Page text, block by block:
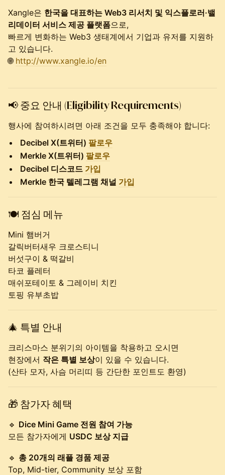
Xangle은 한국을 대표하는 Web3 리서치 및 익스플로러·밸
리데이터 서비스 제공 플랫폼으로,
빠르게 변화하는 Web3 생태계에서 기업과 유저를 지원하
고 있습니다.
🌐 http://www.xangle.io/en
📢 중요 안내 (Eligibility Requirements)
행사에 참여하시려면 아래 조건을 모두 충족해야 합니다:
Decibel X(트위터) 팔로우
Merkle X(트위터) 팔로우
Decibel 디스코드 가입
Merkle 한국 텔레그램 채널 가입
🍽 점심 메뉴
Mini 햄버거
갈릭버터새우 크로스티니
버섯구이 & 떡갈비
타코 플레터
매쉬포테이토 & 그레이비 치킨
토핑 유부초밥
🎄 특별 안내
크리스마스 분위기의 아이템을 착용하고 오시면
현장에서 작은 특별 보상이 있을 수 있습니다.
(산타 모자, 사슴 머리띠 등 간단한 포인트도 환영)
🎁 참가자 혜택
🔹 Dice Mini Game 전원 참여 가능
모든 참가자에게 USDC 보상 지급
🔹 총 20개의 래플 경품 제공
Top, Mid-tier, Community 보상 포함